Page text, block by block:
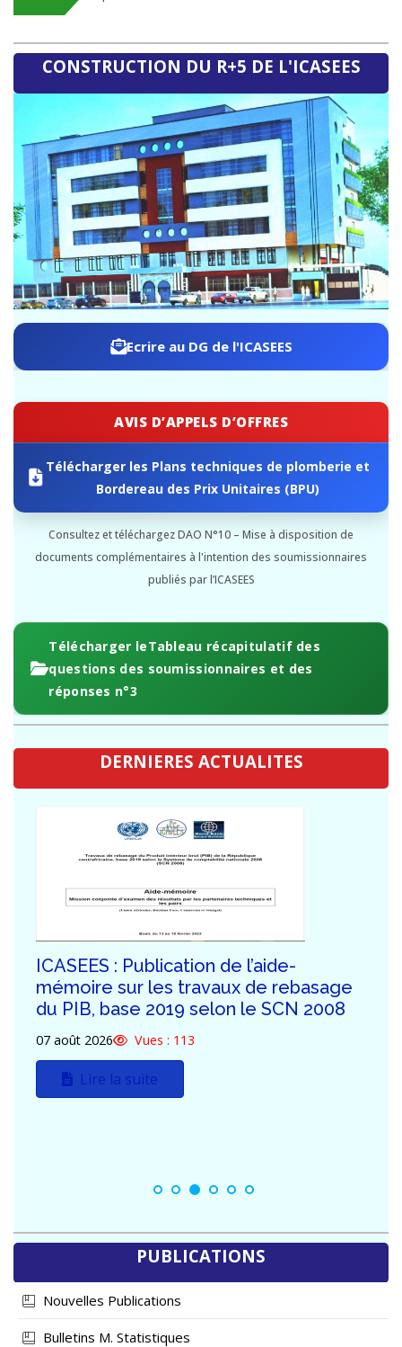
Autochtones célébrée à Pissa autour de l’inclusion et de
la reconnaissance des droits
ICASEES : Ouverture publique des offres techniques
pour la construction de l’immeuble R+5 de l’ICASEES
CONSTRUCTION DU R+5 DE L'ICASEES
Ecrire au DG de l'ICASEES
AVIS D’APPELS D’OFFRES
Télécharger les Plans techniques de plomberie et
Bordereau des Prix Unitaires (BPU)
Consultez et téléchargez DAO N°10 – Mise à disposition de
documents complémentaires à l'intention des soumissionnaires
publiés par l’ICASEES
Télécharger leTableau récapitulatif des
questions des soumissionnaires et des
réponses n°3
DERNIERES ACTUALITES
ICASEES : Publication de l’aide-
mémoire sur les travaux de rebasage
du PIB, base 2019 selon le SCN 2008
07 août 2026 Vues : 113
Lire la suite
PUBLICATIONS
Nouvelles Publications
Bulletins M. Statistiques